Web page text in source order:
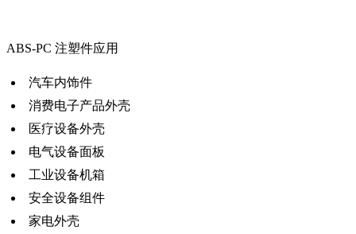
ABS-PC 注塑件应用
汽车内饰件
消费电子产品外壳
医疗设备外壳
电气设备面板
工业设备机箱
安全设备组件
家电外壳